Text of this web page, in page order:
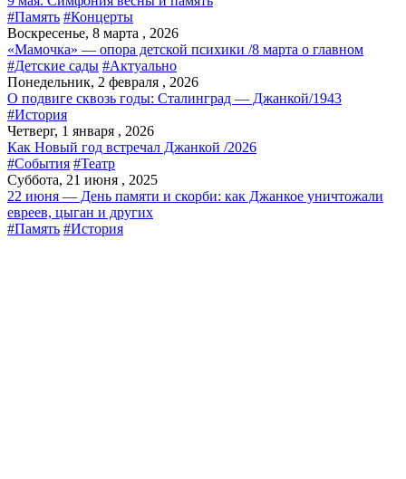
#Память #Концерты
Воскресенье, 8 марта , 2026
«Мамочка» — опора детской психики /8 марта о главном
#Детские сады #Актуально
Понедельник, 2 февраля , 2026
О подвиге сквозь годы: Сталинград — Джанкой/1943
#История
Четверг, 1 января , 2026
Как Новый год встречал Джанкой /2026
#События #Театр
Суббота, 21 июня , 2025
22 июня — День памяти и скорби: как Джанкое уничтожали
евреев, цыган и других
#Память #История